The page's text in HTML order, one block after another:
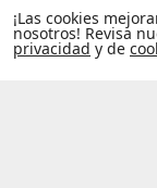
para brindarte
desafío.
simplemente
gorras te
Platanitos
¡Las cookies
nosotros! Revisa
privacidad y de